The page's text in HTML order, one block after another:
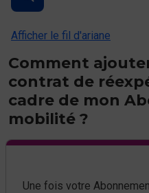
Afficher le fil d'ariane
Comment
contrat de
cadre de mon
mobilité ?
Une fois votre